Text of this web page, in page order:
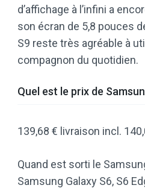
d’affichage à l’infini a
son écran de 5,8 pouces
S9 reste très agréable à
compagnon du quotidien.
Quel est le prix de
139,68 € livraison incl.
Quand est sorti le
Samsung Galaxy S6, S6